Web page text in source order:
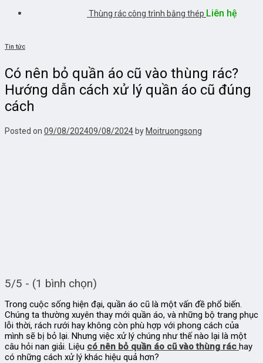
Thùng rác công trình bằng thép Liên hệ
Tin tức
Có nên bỏ quần áo cũ vào thùng rác?
Hướng dẫn cách xử lý quần áo cũ đúng
cách
Posted on 09/08/202409/08/2024 by Moitruongsong
5/5 - (1 bình chọn)
Trong cuộc sống hiện đại, quần áo cũ là một vấn đề phổ biến.
Chúng ta thường xuyên thay mới quần áo, và những bộ trang phục
lỗi thời, rách rưới hay không còn phù hợp với phong cách của
mình sẽ bị bỏ lại. Nhưng việc xử lý chúng như thế nào lại là một
câu hỏi nan giải. Liệu có nên bỏ quần áo cũ vào thùng rác hay
có những cách xử lý khác hiệu quả hơn?